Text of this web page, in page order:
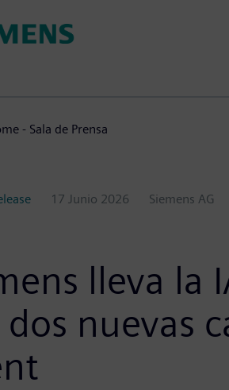
- Sala de Prensa
17 Junio 2026 Siemens AG
lleva la
nuevas